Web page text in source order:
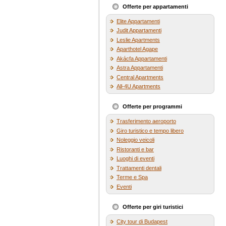
Offerte per appartamenti
Elite Appartamenti
Judit Appartamenti
Leslie Apartments
Aparthotel Agape
Akácfa Appartamenti
Astra Appartamenti
Central Apartments
All-4U Apartments
Offerte per programmi
Trasferimento aeroporto
Giro turistico e tempo libero
Noleggio veicoli
Ristoranti e bar
Luoghi di eventi
Trattamenti dentali
Terme e Spa
Eventi
Offerte per giri turistici
City tour di Budapest